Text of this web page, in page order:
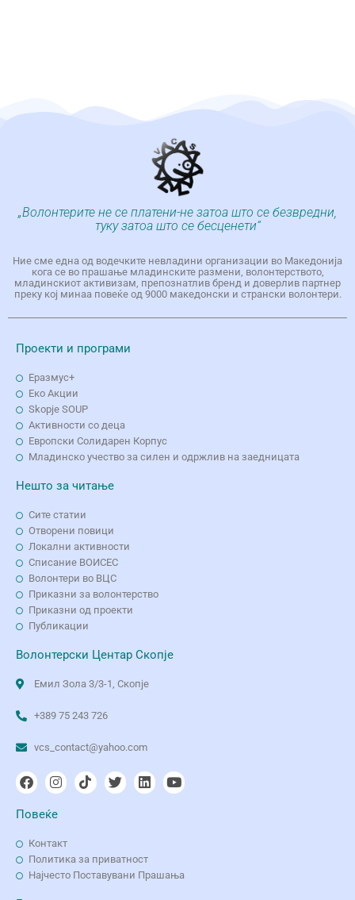
„Волонтерите не се платени-не затоа што се безвредни,
туку затоа што се бесценети“
Ние сме една од водечките невладини организации во Македонија
кога се во прашање младинските размени, волонтерството,
младинскиот активизам, препознатлив бренд и доверлив партнер
преку кој минаа повеќе од 9000 македонски и странски волонтери.
Проекти и програми
Еразмус+
Еко Aкции
Skopje SOUP
Активности со деца
Европски Солидарен Корпус
Младинско учество за силен и одржлив на заедницата
Нешто за читање
Сите статии
Отворени повици
Локални активности
Списание ВОИСЕС
Волонтери во ВЦС
Приказни за волонтерство
Приказни од проекти
Публикации
Волонтерски Центар Скопје
Емил Зола 3/3-1, Скопје
+389 75 243 726
vcs_contact@yahoo.com
Повеќе
Контакт
Политика за приватност
Најчесто Поставувани Прашања